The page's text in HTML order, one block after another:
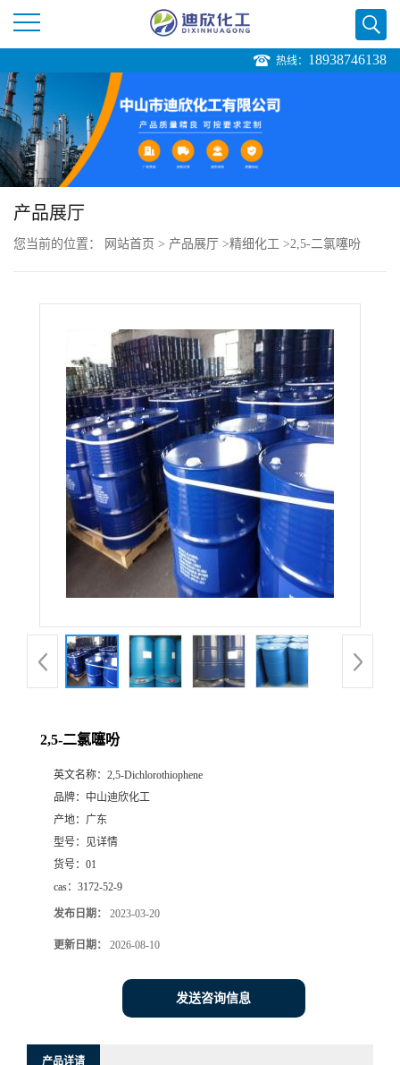
司
首
页
公
厅
热线： 18938746138
产品展厅
您当前的位置： 网站首页 > 产品展厅 >精细化工 >2,5-二氯噻吩
2,5-二氯噻吩
英文名称： 2,5-Dichlorothiophene
品牌： 中山迪欣化工
产地： 广东
型号：
见详情
货号： 01
cas： 3172-52-9
发布日期： 2023-03-20
更新日期： 2026-08-10
发送咨询信息
产品详请